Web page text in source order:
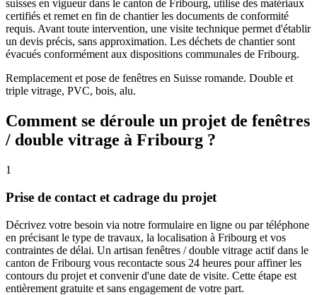
suisses en vigueur dans le canton de Fribourg, utilise des matériaux
certifiés et remet en fin de chantier les documents de conformité
requis. Avant toute intervention, une visite technique permet d'établir
un devis précis, sans approximation. Les déchets de chantier sont
évacués conformément aux dispositions communales de Fribourg.
Remplacement et pose de fenêtres en Suisse romande. Double et
triple vitrage, PVC, bois, alu.
Comment se déroule un projet de fenêtres
/ double vitrage à Fribourg ?
1
Prise de contact et cadrage du projet
Décrivez votre besoin via notre formulaire en ligne ou par téléphone
en précisant le type de travaux, la localisation à Fribourg et vos
contraintes de délai. Un artisan fenêtres / double vitrage actif dans le
canton de Fribourg vous recontacte sous 24 heures pour affiner les
contours du projet et convenir d'une date de visite. Cette étape est
entièrement gratuite et sans engagement de votre part.